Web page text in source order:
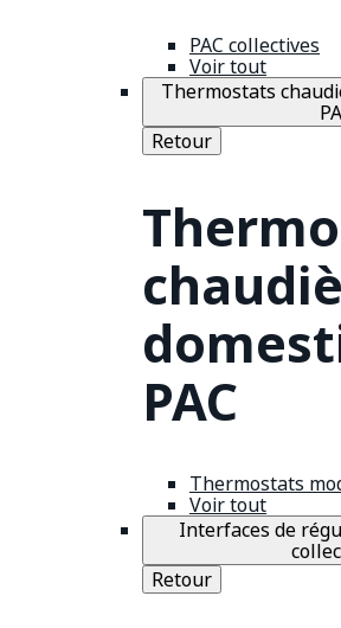
PAC collectives
Voir tout
Thermostats
Retour
PAC
Thermostats
Voir tout
Interfaces de
Retour